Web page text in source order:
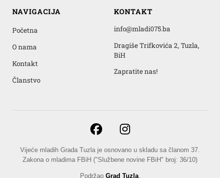
NAVIGACIJA
Početna
O nama
Kontakt
Članstvo
KONTAKT
info@mladi075.ba
Dragiše Trifkovića 2, Tuzla,
BiH
Zapratite nas!
Vijeće mladih Grada Tuzla je osnovano u skladu sa članom 37.
Zakona o mladima FBiH ("Službene novine FBiH" broj: 36/10)
Podržao Grad Tuzla.